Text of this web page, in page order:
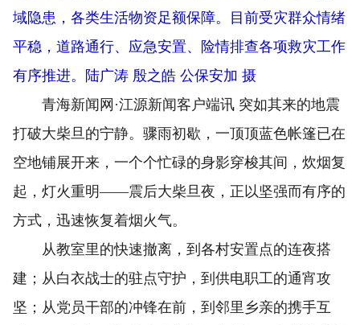
域隐患，各类生活物资足额保障。目前受灾群众情绪
平稳，道路通行、应急安置、险情排查各项救灾工作
有序推进。陆广涛 殷之皓 公保安加 摄
青海新闻网·江源新闻客户端讯 突如其来的地震
打破大柴旦的宁静。骤雨初歇，一顶顶蓝色帐篷已在
空地铺展开来，一个个忙碌的身影穿梭其间，炊烟复
起，灯火重明——震后大柴旦夜，正以坚强而有序的
方式，迅速恢复着烟火气。
从教室里的快速撤离，到各村安置点的连夜搭
建；从白衣战士的驻点守护，到供电职工的通宵攻
坚；从党员干部的冲锋在前，到邻里乡亲的携手互